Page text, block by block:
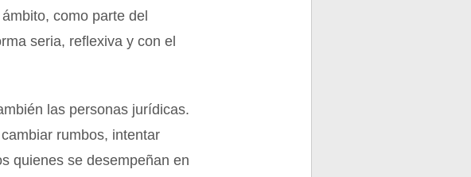
como parte del
seria, reflexiva y con el
las personas jurídicas.
rumbos, intentar
quienes se desempeñan en